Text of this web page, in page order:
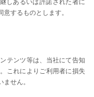
しあるいは許諾された者に
するものとします。
テンツ等は、当社にて告知
これによりご利用者に損失
せん。